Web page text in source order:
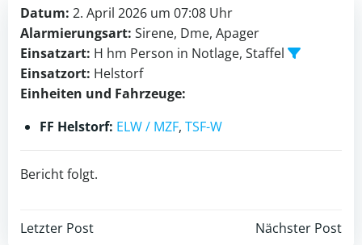
Datum: 2. April 2026 um 07:08 Uhr
Alarmierungsart: Sirene, Dme, Apager
Einsatzart: H hm Person in Notlage, Staffel
Einsatzort: Helstorf
Einheiten und Fahrzeuge:
FF Helstorf: ELW / MZF, TSF-W
Bericht folgt.
Letzter Post Nächster Post